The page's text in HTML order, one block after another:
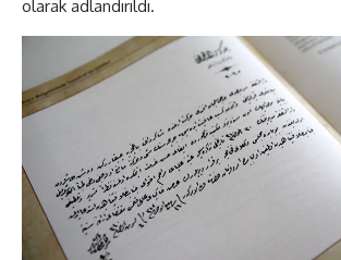
olarak adlandırıldı.